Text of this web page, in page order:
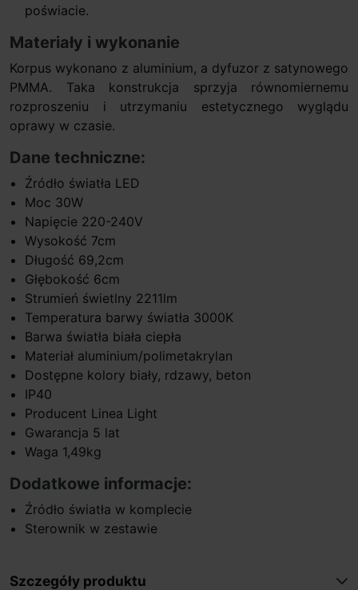
poświacie.
Materiały i wykonanie
Korpus wykonano z aluminium, a dyfuzor z satynowego
PMMA. Taka konstrukcja sprzyja równomiernemu
rozproszeniu i utrzymaniu estetycznego wyglądu
oprawy w czasie.
Dane techniczne:
Źródło światła LED
Moc 30W
Napięcie 220-240V
Wysokość 7cm
Długość 69,2cm
Głębokość 6cm
Strumień świetlny 2211lm
Temperatura barwy światła 3000K
Barwa światła biała ciepła
Materiał aluminium/polimetakrylan
Dostępne kolory biały, rdzawy, beton
IP40
Producent Linea Light
Gwarancja 5 lat
Waga 1,49kg
Dodatkowe informacje:
Źródło światła w komplecie
Sterownik w zestawie
Szczegóły produktu